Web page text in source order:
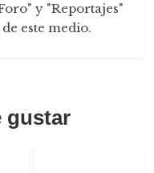
y "Reportajes"
este medio.
gustar